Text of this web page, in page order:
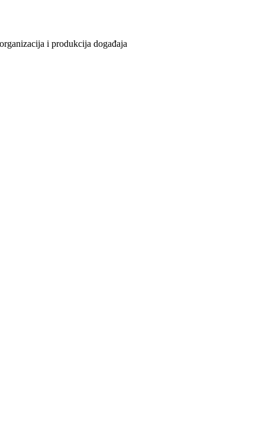
organizacija i produkcija događaja